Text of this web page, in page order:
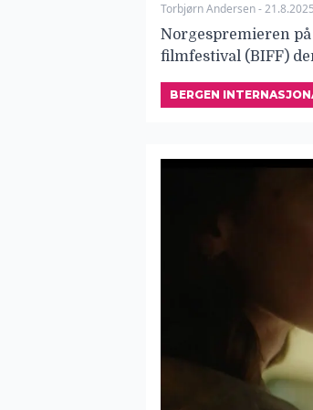
Torbjørn Andersen -
Norgespremieren
filmfestival (BIFF)
BERGEN